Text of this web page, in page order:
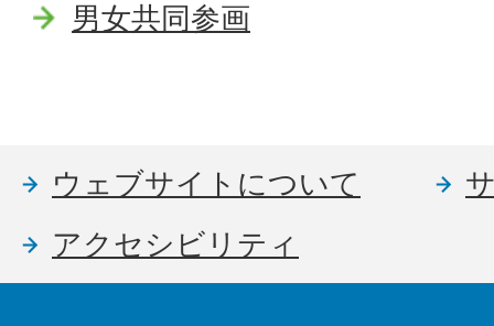
男女共同参画
ウェブサイトについて
アクセシビリティ